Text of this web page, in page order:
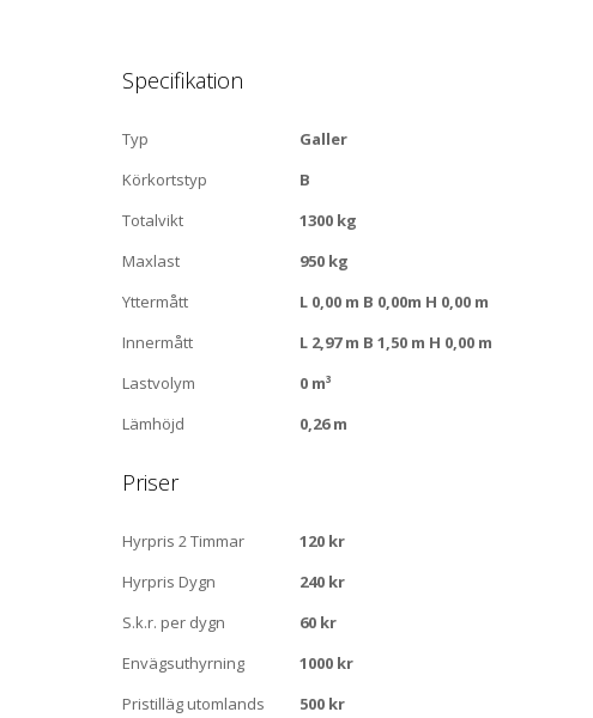
Specifikation
Typ
Galler
Körkortstyp
B
Totalvikt
1300 kg
Maxlast
950 kg
Yttermått
L 0,00 m B 0,00m H 0,00 m
Innermått
L 2,97 m B 1,50 m H 0,00 m
Lastvolym
0 m³
Lämhöjd
0,26 m
Priser
Hyrpris 2 Timmar
120 kr
Hyrpris Dygn
240 kr
S.k.r. per dygn
60 kr
Envägsuthyrning
1000 kr
Pristilläg utomlands
500 kr